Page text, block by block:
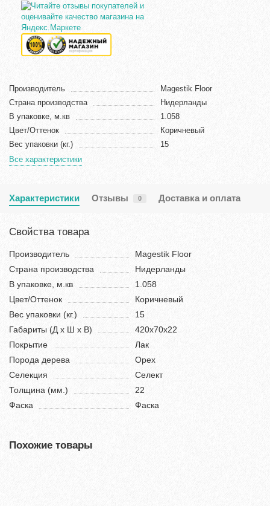
Производитель
Magestik Floor
Страна производства
Нидерланды
В упаковке, м.кв
1.058
Цвет/Оттенок
Коричневый
Вес упаковки (кг.)
15
Все характеристики
Характеристики Отзывы 0 Доставка и оплата
Свойства товара
Производитель
Magestik Floor
Страна производства
Нидерланды
В упаковке, м.кв
1.058
Цвет/Оттенок
Коричневый
Вес упаковки (кг.)
15
Габариты (Д х Ш х В)
420х70х22
Покрытие
Лак
Порода дерева
Орех
Селекция
Селект
Толщина (мм.)
22
Фаска
Фаска
Похожие товары